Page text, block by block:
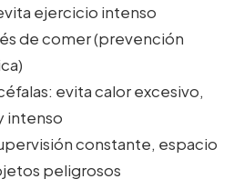
ejercicio intenso
de comer (prevención
evita calor excesivo,
intenso
constante, espacio
peligrosos